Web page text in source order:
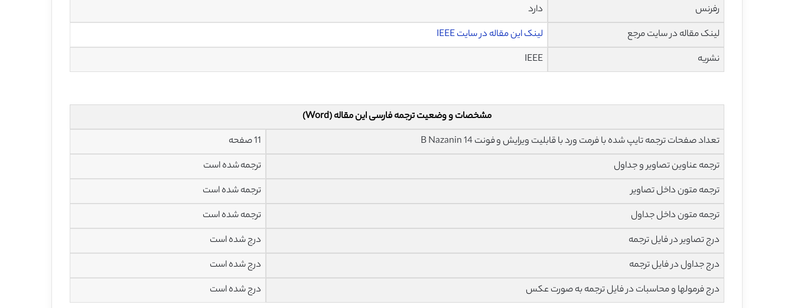
رفرنس
دارد
لینک مقاله در سایت مرجع
لینک این مقاله در سایت IEEE
نشریه
IEEE
مشخصات و وضعیت ترجمه فارسی این مقاله (Word)
تعداد صفحات ترجمه تایپ شده با فرمت ورد با قابلیت ویرایش و فونت 14 B Nazanin
11 صفحه
ترجمه عناوین تصاویر و جداول
ترجمه شده است
ترجمه متون داخل تصاویر
ترجمه شده است
ترجمه متون داخل جداول
ترجمه شده است
درج تصاویر در فایل ترجمه
درج شده است
درج جداول در فایل ترجمه
درج شده است
درج فرمولها و محاسبات در فایل ترجمه به صورت عکس
درج شده است